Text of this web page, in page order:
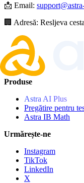
📩 Email:
🏢 Adresă: Resljeva
Produse
Astra AI Plus
Pregătire pentru
Astra IB Math
Urmărește-ne
Instagram
TikTok
LinkedIn
X